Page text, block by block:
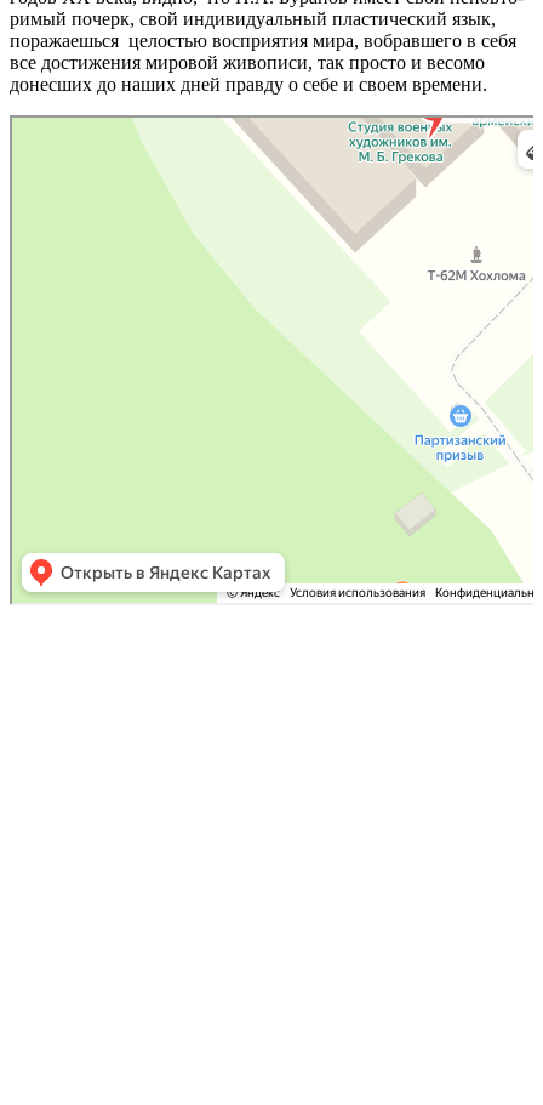
ри­мый почерк, свой инди­ви­ду­аль­ный пла­сти­че­ский язык,
пора­жа­ешь­ся цело­стью вос­при­я­тия мира, вобрав­ше­го в себя
все дости­же­ния миро­вой живо­пи­си, так про­сто и весо­мо
донес­ших до наших дней прав­ду о себе и сво­ем времени.
Яндекс Карты
Яндекс Карты — транс­порт, нави­га­ция, поиск мест